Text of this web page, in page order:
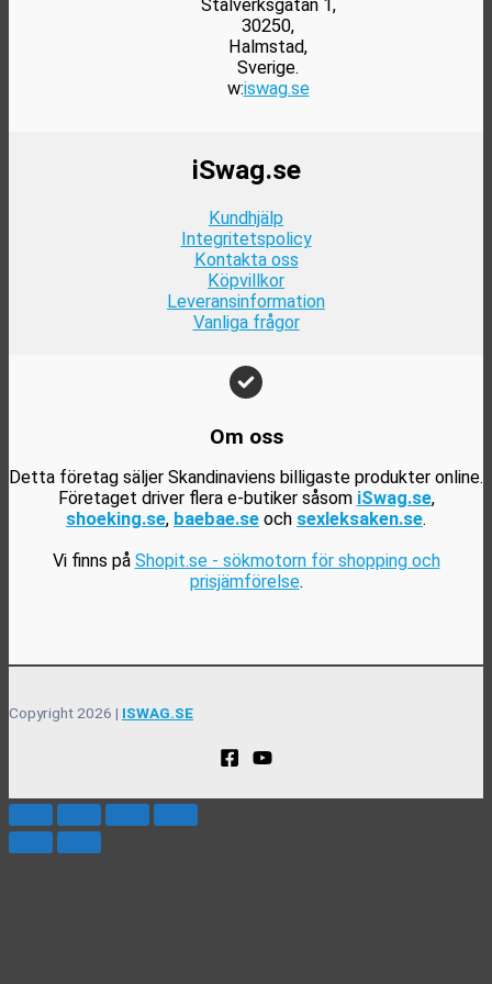
Stålverksgatan 1,
30250,
Halmstad,
Sverige.
w:iswag.se
iSwag.se
Kundhjälp
Integritetspolicy
Kontakta oss
Köpvillkor
Leveransinformation
Vanliga frågor
Om oss
Detta företag säljer Skandinaviens billigaste produkter online.
Företaget driver flera e-butiker såsom iSwag.se,
shoeking.se, baebae.se och sexleksaken.se.
Vi finns på Shopit.se - sökmotorn för shopping och
prisjämförelse.
Copyright 2026 | ISWAG.SE